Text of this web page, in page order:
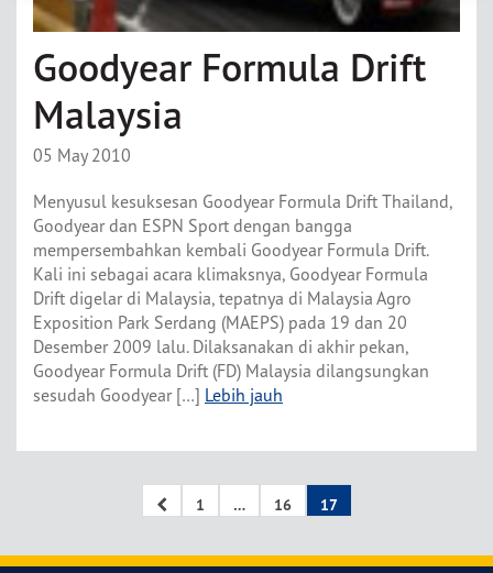
Goodyear Formula Drift
Malaysia
05 May 2010
Menyusul kesuksesan Goodyear Formula Drift Thailand,
Goodyear dan ESPN Sport dengan bangga
mempersembahkan kembali Goodyear Formula Drift.
Kali ini sebagai acara klimaksnya, Goodyear Formula
Drift digelar di Malaysia, tepatnya di Malaysia Agro
Exposition Park Serdang (MAEPS) pada 19 dan 20
Desember 2009 lalu. Dilaksanakan di akhir pekan,
Goodyear Formula Drift (FD) Malaysia dilangsungkan
sesudah Goodyear […] Lebih jauh
1 … 16 17